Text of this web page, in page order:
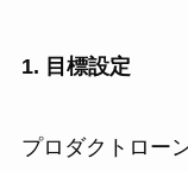
1. 目標設定
プロダクトロー